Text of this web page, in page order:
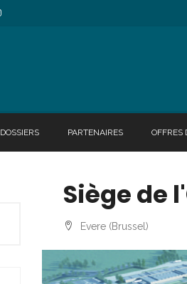
DOSSIERS PARTENAIRES OFFRES
Siège de
Evere (Brussel)